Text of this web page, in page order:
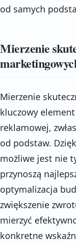
od samych
Mierzenie
Mierzenie
kluczowy
reklamowej,
od podstaw.
możliwe jest nie
przynoszą
optymalizacja
zwiększenie
mierzyć
konkretne